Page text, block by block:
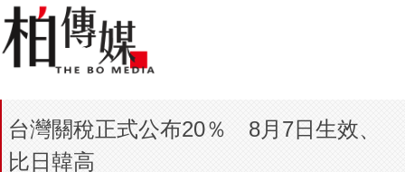
台灣關稅正式公布20％ 8月7日生效、
比日韓高